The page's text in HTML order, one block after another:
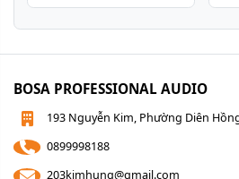
BOSA PROFESSIONAL AUDIO
193 Nguyễn Kim, Phường Diên
0899998188
203kimhung@gmail.com